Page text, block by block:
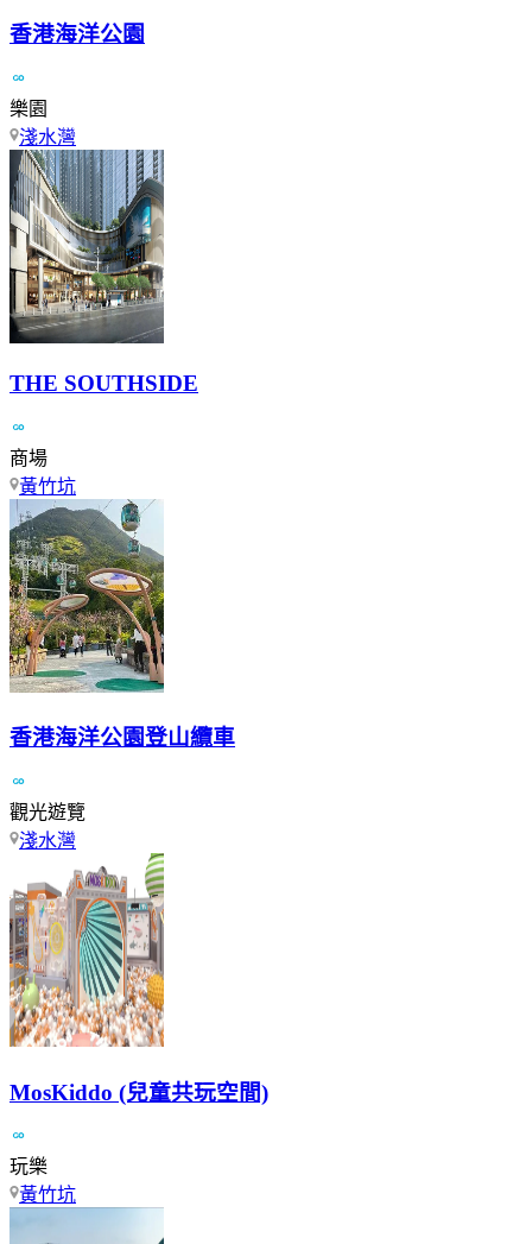
香港海洋公園
樂園
淺水灣
THE SOUTHSIDE
商場
黃竹坑
香港海洋公園登山纜車
觀光遊覽
淺水灣
MosKiddo (兒童共玩空間)
玩樂
黃竹坑